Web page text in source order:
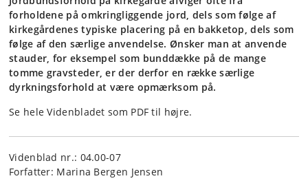
forholdene på omkringliggende jord, dels som følge af
kirkegårdenes typiske placering på en bakketop, dels som
følge af den særlige anvendelse. Ønsker man at anvende
stauder, for eksempel som bunddække på de mange
tomme gravsteder, er der derfor en række særlige
dyrkningsforhold at være opmærksom på.
Se hele Videnbladet som PDF til højre.
Videnblad nr.: 04.00-07
Forfatter: Marina Bergen Jensen